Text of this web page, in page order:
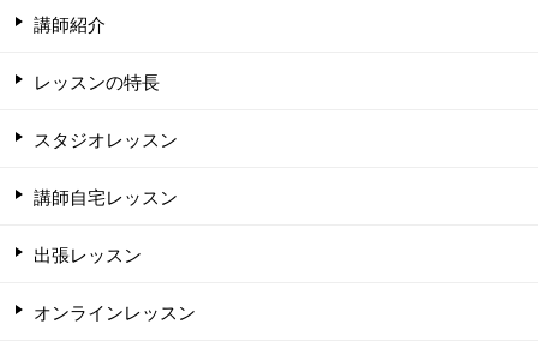
講師紹介
レッスンの特長
スタジオレッスン
講師自宅レッスン
出張レッスン
オンラインレッスン